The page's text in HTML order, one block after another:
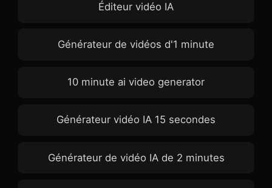
Éditeur vidéo IA
Générateur de vidéos d'1 minute
10 minute ai video generator
Générateur vidéo IA 15 secondes
Générateur de vidéo IA de 2 minutes